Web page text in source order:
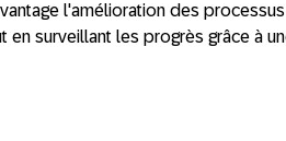
l'amélioration des
surveillant les progrès grâce à